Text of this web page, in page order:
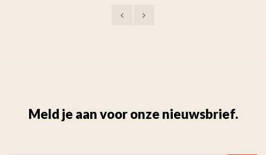
Meld je aan voor onze nieuwsbrief.